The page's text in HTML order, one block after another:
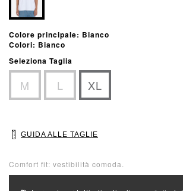
Colore principale: Bianco
Colori: Bianco
Seleziona Taglia
M L XL
GUIDA ALLE TAGLIE
Comfort fit: vestibilità comoda.